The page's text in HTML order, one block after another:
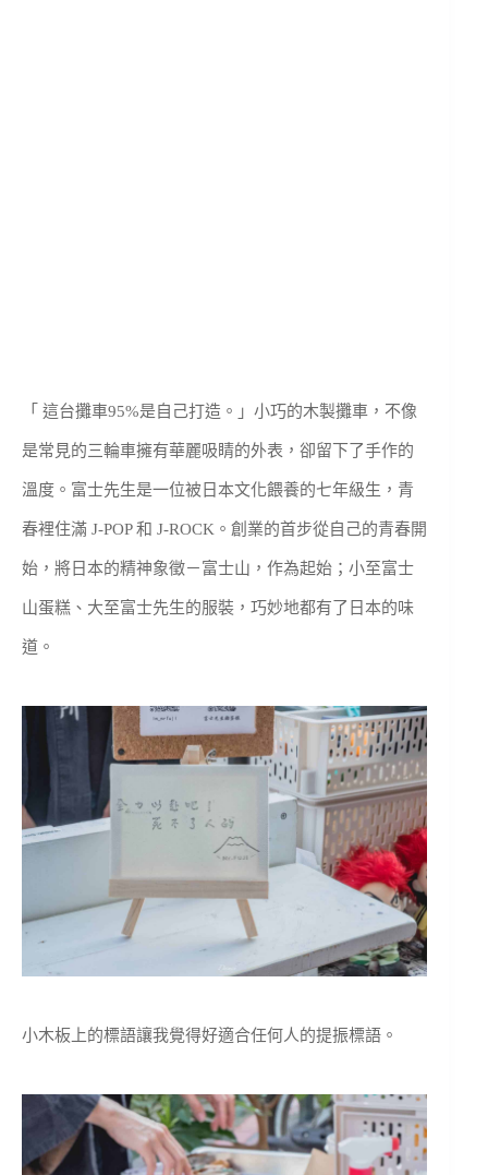
「 這台攤車95%是自己打造。」小巧的木製攤車，不像
是常見的三輪車擁有華麗吸睛的外表，卻留下了手作的
溫度。富士先生是一位被日本文化餵養的七年級生，青
春裡住滿 J-POP 和 J-ROCK。創業的首步從自己的青春開
始，將日本的精神象徵－富士山，作為起始；小至富士
山蛋糕、大至富士先生的服裝，巧妙地都有了日本的味
道。
小木板上的標語讓我覺得好適合任何人的提振標語。